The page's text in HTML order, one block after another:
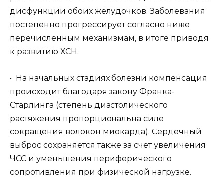
дисфункции обоих желудочков. Заболевания
постепенно прогрессирует согласно ниже
перечисленным механизмам, в итоге приводя
к развитию ХСН.
• На начальных стадиях болезни компенсация
происходит благодаря закону Франка-
Старлинга (степень диастолического
растяжения пропорциональна силе
сокращения волокон миокарда). Сердечный
выброс сохраняется также за счёт увеличения
ЧСС и уменьшения периферического
сопротивления при физической нагрузке.